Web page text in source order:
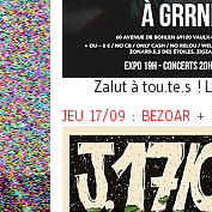
Zalut à tou.te.s !
JEU 17/09 : BEZOAR +